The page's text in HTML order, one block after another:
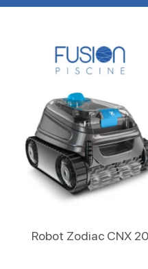
Robot Zodiac CNX 20